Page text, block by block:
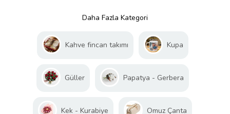
Daha Fazla Kategori
Kahve fincan takımı Kupa
Güller Papatya - Gerbera
Kek - Kurabiye Omuz Çanta